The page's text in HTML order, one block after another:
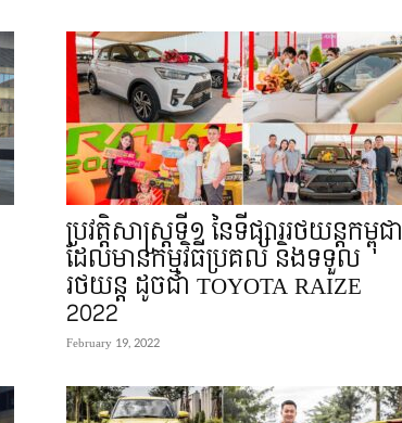
ប្រវត្តិសាស្ត្រទី១ នៃទីផ្សាររថយន្តកម្ពុជា
ដែលមានកម្មវិធីប្រគល់ និងទទួល
រថយន្ត ដូចជា TOYOTA RAIZE
2022
February 19, 2022